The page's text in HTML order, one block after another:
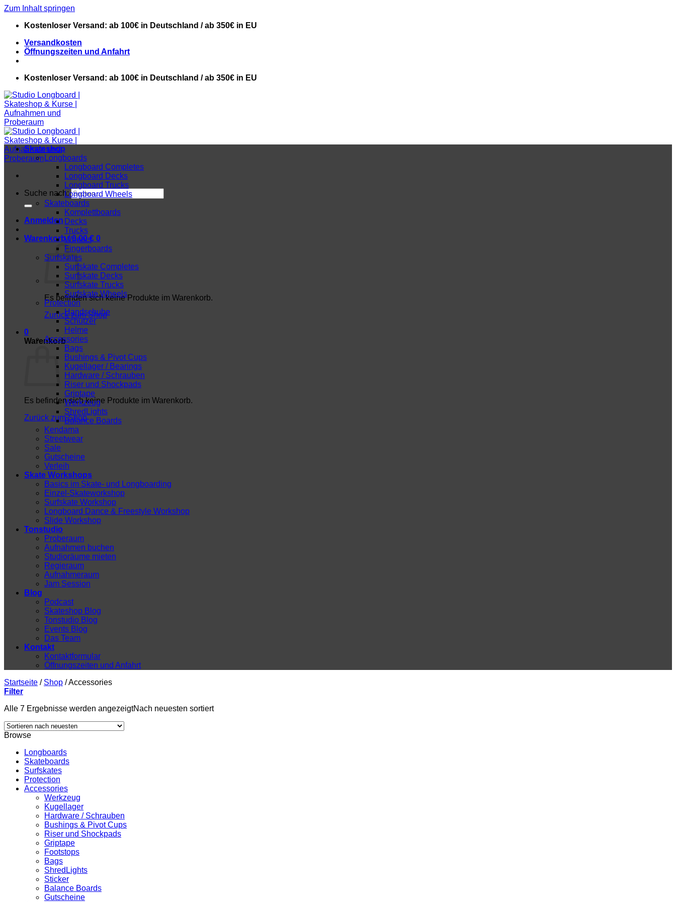
Zum Inhalt springen
Kostenloser Versand: ab 100€ in Deutschland / ab 350€ in EU
Versandkosten
Öffnungszeiten und Anfahrt
Kostenloser Versand: ab 100€ in Deutschland / ab 350€ in EU
Suche nach:
Anmelden
Warenkorb /0,00€ 0
Es befinden sich keine Produkte im Warenkorb.
Zurück zum Shop
0
Warenkorb
Es befinden sich keine Produkte im Warenkorb.
Zurück zum Shop
Skateshop
Longboards
Longboard Completes
Longboard Decks
Longboard Trucks
Longboard Wheels
Skateboards
Komplettboards
Decks
Trucks
Wheels
Fingerboards
Surfskates
Surfskate Completes
Surfskate Decks
Surfskate Trucks
Surfskate Wheels
Protection
Handschuhe
Schützer
Helme
Accessories
Bags
Bushings & Pivot Cups
Kugellager / Bearings
Hardware / Schrauben
Riser und Shockpads
Griptape
Werkzeug
ShredLights
Balance Boards
Kendama
Streetwear
Sale
Gutscheine
Verleih
Skate Workshops
Basics im Skate- und Longboarding
Einzel-Skateworkshop
Surfskate Workshop
Longboard Dance & Freestyle Workshop
Slide Workshop
Tonstudio
Proberaum
Aufnahmen buchen
Studioräume mieten
Regieraum
Aufnahmeraum
Jam Session
Blog
Podcast
Skateshop Blog
Tonstudio Blog
Events Blog
Das Team
Kontakt
Kontaktformular
Öffnungszeiten und Anfahrt
Startseite / Shop /Accessories
Filter
Alle 7 Ergebnisse werden angezeigtNach neuesten sortiert
Browse
Longboards
Skateboards
Surfskates
Protection
Accessories
Werkzeug
Kugellager
Hardware / Schrauben
Bushings & Pivot Cups
Riser und Shockpads
Griptape
Footstops
Bags
ShredLights
Sticker
Balance Boards
Gutscheine